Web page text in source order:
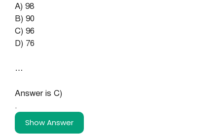
A) 98
B) 90
C) 96
D) 76
…
Answer is C)
.
Show Answer